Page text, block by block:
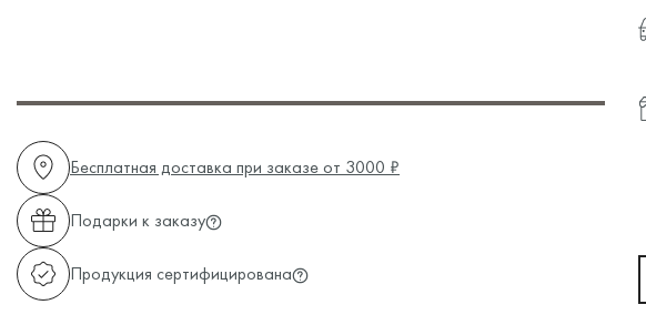
Бесплатная доставка при заказе от 3000 ₽
Подарки к заказу
Продукция сертифицирована